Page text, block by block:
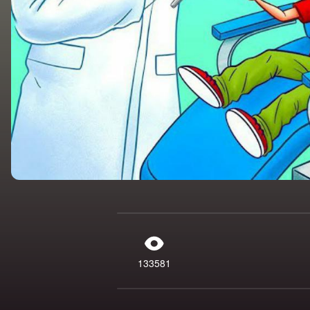
133581